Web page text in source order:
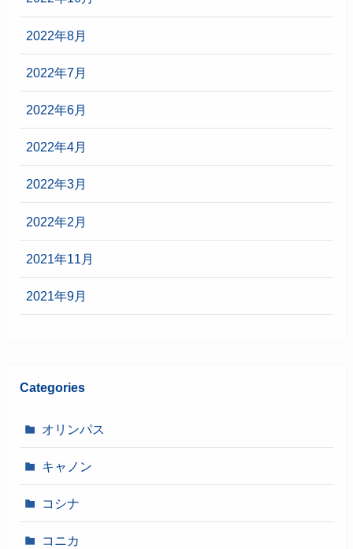
2022年8月
2022年7月
2022年6月
2022年4月
2022年3月
2022年2月
2021年11月
2021年9月
Categories
オリンパス
キャノン
コシナ
コニカ